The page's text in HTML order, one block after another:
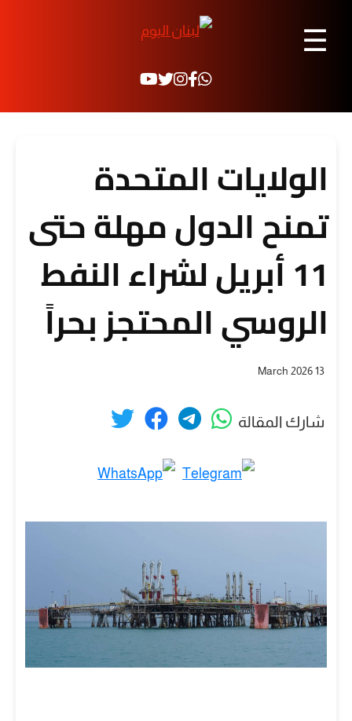
☰
الولايات المتحدة
تمنح الدول مهلة حتى
11 أبريل لشراء النفط
الروسي المحتجز بحراً
13 March 2026
شارك المقالة